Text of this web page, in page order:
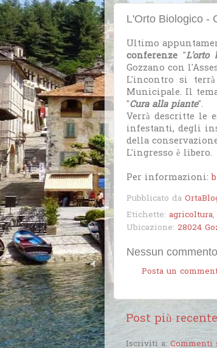
L'Orto Biologico -
Ultimo
conferenze "L'orto
Gozzano con
L'incontro si
Municipale. Il
"Cura alla piante".
Verrà descritte le
infestanti, degli
della
L'ingresso è libero.
Per informazioni:
Pubblicato da
Etichette: agricoltura,
Ubicazione: 28024
Nessun
Posta un
Post più recente
Iscriviti a: Commenti